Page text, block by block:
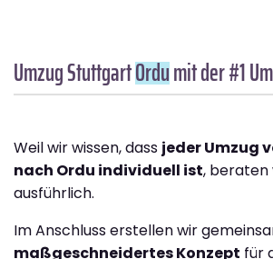
Umzug StuttgartOrdumit der #1
Weil wir wissen, dass jeder Umzug
nach Ordu individuell ist, beraten
ausführlich.
Im Anschluss erstellen wir
maßgeschneidertes Konzept für